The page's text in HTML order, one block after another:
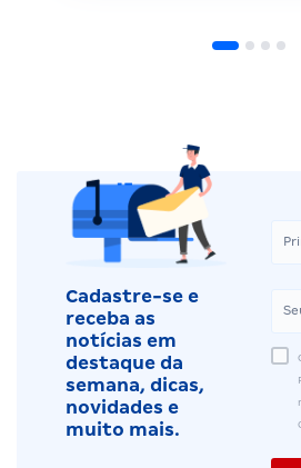
Cadastre-se e
receba as
notícias em
destaque da
semana, dicas,
novidades e
muito mais.